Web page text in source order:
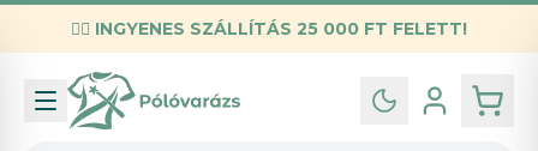
✌🏼 INGYENES SZÁLLÍTÁS 25 000 FT FELETT!
Infó
Kapcsolat